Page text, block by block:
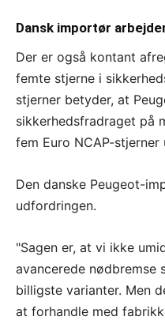
Dansk importør
Der er også kontant
femte stjerne i
stjerner betyder, at
sikkerhedsfradraget på
fem Euro NCAP-stjerner
Den danske Peugeot-
udfordringen.
"Sagen er, at vi ikke
avancerede nødbremse
billigste varianter. Men
at forhandle med